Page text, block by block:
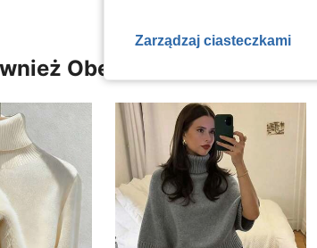
Obejrzeli
Zarządzaj ciasteczkami